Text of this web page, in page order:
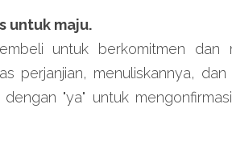
untuk maju.
untuk berkomitmen dan
perjanjian, menuliskannya,
"ya" untuk